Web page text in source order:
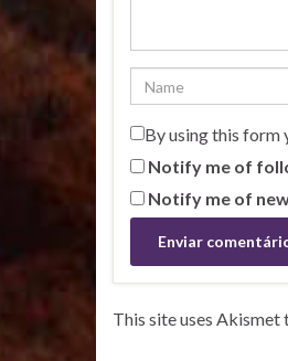
By using this form
Notify me of
Notify me of
This site uses Akismet